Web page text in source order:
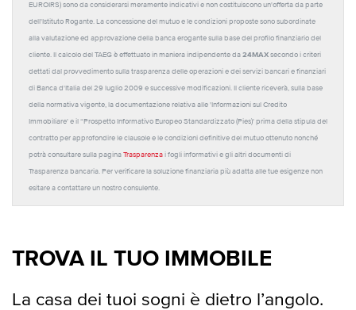
EUROIRS) sono da considerarsi meramente indicativi e non costituiscono un'offerta da parte
dell'Istituto Rogante. La concessione del mutuo e le condizioni proposte sono subordinate
alla valutazione ed approvazione della banca erogante sulla base del profilo finanziario del
cliente. Il calcolo del TAEG è effettuato in maniera indipendente da 24MAX secondo i criteri
dettati dal provvedimento sulla trasparenza delle operazioni e dei servizi bancari e finanziari
di Banca d'Italia del 29 luglio 2009 e successive modificazioni. Il cliente riceverà, sulla base
della normativa vigente, la documentazione relativa alle 'Informazioni sul Credito
Immobiliare' e il “Prospetto Informativo Europeo Standardizzato (Pies)' prima della stipula del
contratto per approfondire le clausole e le condizioni definitive del mutuo ottenuto nonché
potrà consultare sulla pagina Trasparenza i fogli informativi e gli altri documenti di
Trasparenza bancaria. Per verificare la soluzione finanziaria più adatta alle tue esigenze non
esitare a contattare un nostro consulente.
TROVA IL TUO IMMOBILE
La casa dei tuoi sogni è dietro l’angolo.